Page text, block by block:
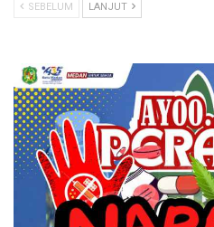
SEBELUM LANJUT